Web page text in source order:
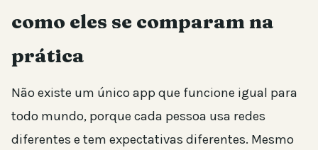
como eles se comparam na
prática
Não existe um único app que funcione igual para
todo mundo, porque cada pessoa usa redes
diferentes e tem expectativas diferentes. Mesmo